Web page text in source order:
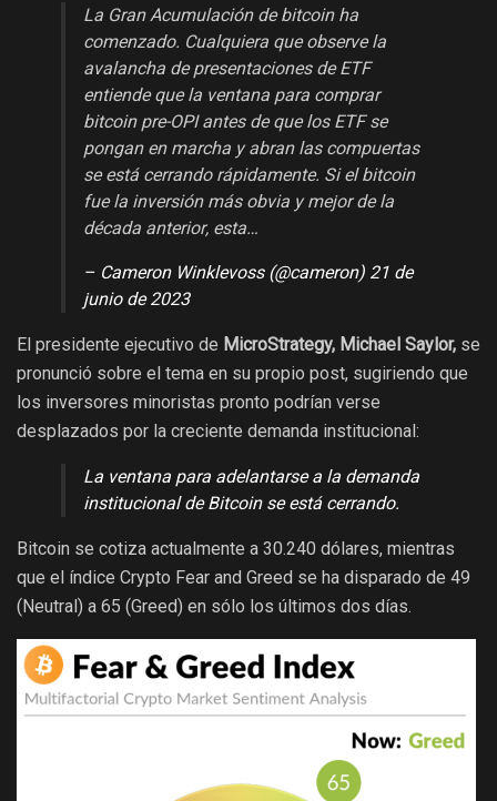
La Gran Acumulación de bitcoin ha
comenzado. Cualquiera que observe la
avalancha de presentaciones de ETF
entiende que la ventana para comprar
bitcoin pre-OPI antes de que los ETF se
pongan en marcha y abran las compuertas
se está cerrando rápidamente. Si el bitcoin
fue la inversión más obvia y mejor de la
década anterior, esta…
– Cameron Winklevoss (@cameron) 21 de
junio de 2023
El presidente ejecutivo de MicroStrategy, Michael Saylor, se
pronunció sobre el tema en su propio post, sugiriendo que
los inversores minoristas pronto podrían verse
desplazados por la creciente demanda institucional:
La ventana para adelantarse a la demanda
institucional de Bitcoin se está cerrando.
Bitcoin se cotiza actualmente a 30.240 dólares, mientras
que el índice Crypto Fear and Greed se ha disparado de 49
(Neutral) a 65 (Greed) en sólo los últimos dos días.